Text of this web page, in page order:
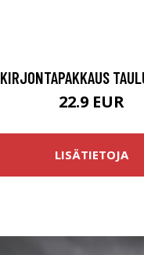
KIRJONTAPAKKAUS
22.9 EUR
LISÄTIETOJA